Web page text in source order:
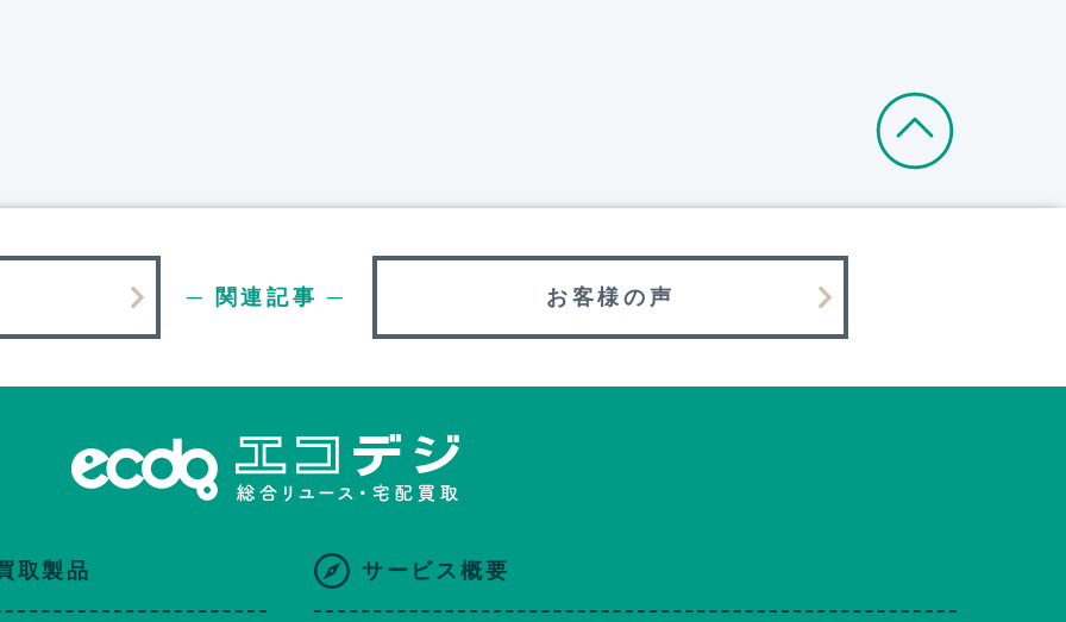
─ 関連記事 ─ お客様の声
取製品 サービス概要